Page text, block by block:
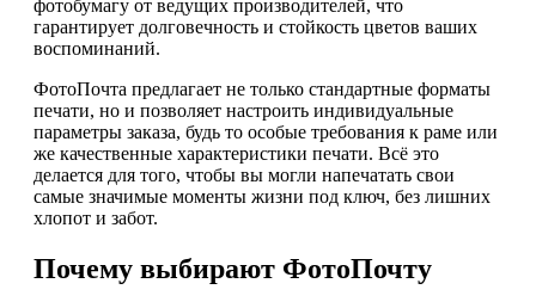
фотобумагу от ведущих производителей, что
гарантирует долговечность и стойкость цветов ваших
воспоминаний.
ФотоПочта предлагает не только стандартные форматы
печати, но и позволяет настроить индивидуальные
параметры заказа, будь то особые требования к раме или
же качественные характеристики печати. Всё это
делается для того, чтобы вы могли напечатать свои
самые значимые моменты жизни под ключ, без лишних
хлопот и забот.
Почему выбирают ФотоПочту